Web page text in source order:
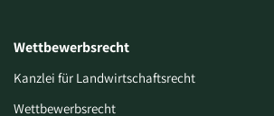
Wettbewerbsrecht
Kanzlei für Landwirtschaftsrecht
Wettbewerbsrecht